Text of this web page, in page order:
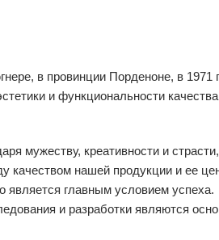
в провинции Порденоне, в
и функциональности
мужеству, креативности и
нашей продукции и ее
является главным условием успеха.
и разработки являются